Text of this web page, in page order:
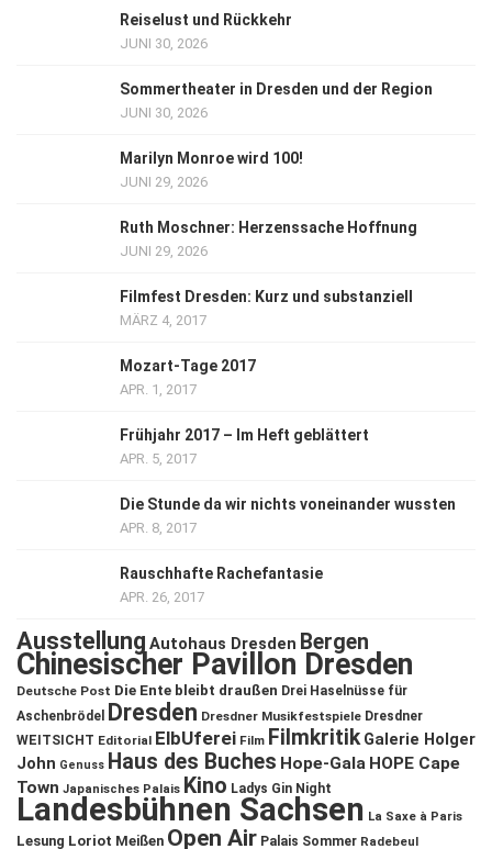
Reiselust und Rückkehr
JUNI 30, 2026
Sommertheater in Dresden und der Region
JUNI 30, 2026
Marilyn Monroe wird 100!
JUNI 29, 2026
Ruth Moschner: Herzenssache Hoffnung
JUNI 29, 2026
Filmfest Dresden: Kurz und substanziell
MÄRZ 4, 2017
Mozart-Tage 2017
APR. 1, 2017
Frühjahr 2017 – Im Heft geblättert
APR. 5, 2017
Die Stunde da wir nichts voneinander wussten
APR. 8, 2017
Rauschhafte Rachefantasie
APR. 26, 2017
Ausstellung Autohaus Dresden Bergen
Chinesischer Pavillon Dresden
Deutsche Post Die Ente bleibt draußen Drei Haselnüsse für
Aschenbrödel
Dresden Dresdner Musikfestspiele Dresdner
WEITSICHT Editorial ElbUferei Film Filmkritik Galerie Holger
John Genuss Haus des Buches Hope-Gala HOPE Cape
Town Japanisches Palais Kino Ladys Gin Night
Landesbühnen Sachsen La Saxe à Paris
Lesung Loriot Meißen Open Air Palais Sommer Radebeul